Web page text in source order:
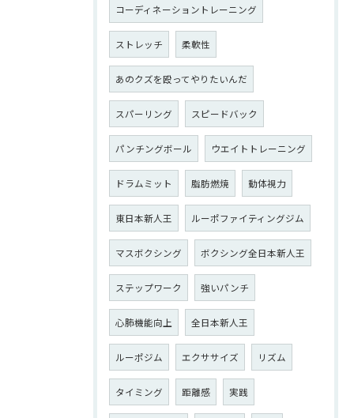
コーディネーショントレーニング
ストレッチ 柔軟性
あのクズを殴ってやりたいんだ
スパーリング スピードバック
パンチングボール ウエイトトレーニング
ドラムミット 脂肪燃焼 動体視力
東日本新人王 ルーポファイティングジム
マスボクシング ボクシング全日本新人王
ステップワーク 強いパンチ
心肺機能向上 全日本新人王
ルーポジム エクササイズ リズム
タイミング 距離感 実践